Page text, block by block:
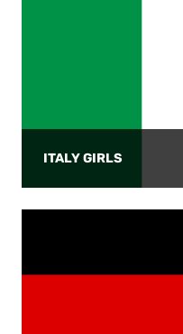
ITALY GIRLS